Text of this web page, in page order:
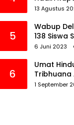
HUT Ke-12
13 Agustus
5
Wabup
138 Siswa
6 Juni 2023
6
Umat
Tribhuana
Jawa
1 September